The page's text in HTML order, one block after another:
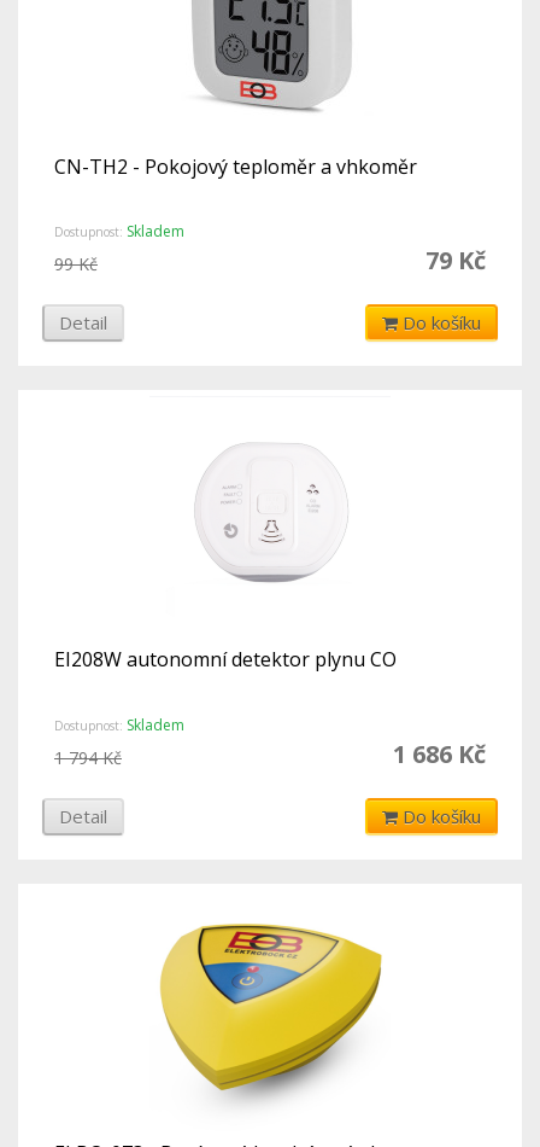
CN-TH2 - Pokojový teploměr a vhkoměr
Dostupnost: Skladem
79 Kč
99 Kč
Detail Do košíku
EI208W autonomní detektor plynu CO
Dostupnost: Skladem
1 686 Kč
1 794 Kč
Detail Do košíku